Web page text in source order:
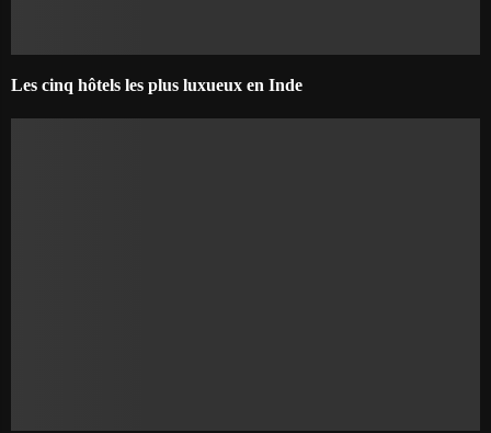
Les cinq hôtels les plus luxueux en Inde